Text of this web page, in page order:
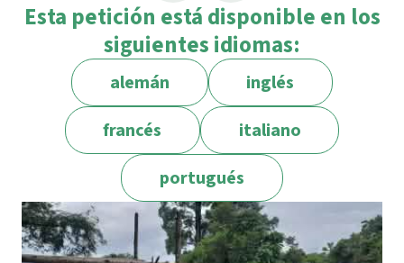
Esta petición está disponible en los
siguientes idiomas:
alemán
inglés
francés
italiano
portugués